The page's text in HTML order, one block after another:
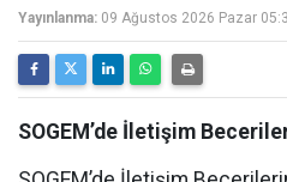
Yayınlanma: 09 Ağustos 2026 Pazar
SOGEM’de İletişim